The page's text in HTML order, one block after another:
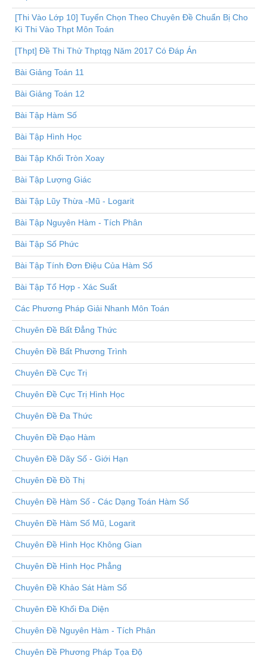
[Thi Vào Lớp 10] Tuyển Chọn Theo Chuyên Đề Chuẩn Bị Cho
Kì Thi Vào Thpt Môn Toán
[Thpt] Đề Thi Thử Thptqg Năm 2017 Có Đáp Án
Bài Giảng Toán 11
Bài Giảng Toán 12
Bài Tập Hàm Số
Bài Tập Hình Học
Bài Tập Khối Tròn Xoay
Bài Tập Lượng Giác
Bài Tập Lũy Thừa -Mũ - Logarit
Bài Tập Nguyên Hàm - Tích Phân
Bài Tập Số Phức
Bài Tập Tính Đơn Điệu Của Hàm Số
Bài Tập Tổ Hợp - Xác Suất
Các Phương Pháp Giải Nhanh Môn Toán
Chuyên Đề Bất Đẳng Thức
Chuyên Đề Bất Phương Trình
Chuyên Đề Cực Trị
Chuyên Đề Cực Trị Hình Học
Chuyên Đề Đa Thức
Chuyên Đề Đạo Hàm
Chuyên Đề Dãy Số - Giới Hạn
Chuyên Đề Đồ Thị
Chuyên Đề Hàm Số - Các Dạng Toán Hàm Số
Chuyên Đề Hàm Số Mũ, Logarit
Chuyên Đề Hình Học Không Gian
Chuyên Đề Hình Học Phẳng
Chuyên Đề Khảo Sát Hàm Số
Chuyên Đề Khối Đa Diện
Chuyên Đề Nguyên Hàm - Tích Phân
Chuyên Đề Phương Pháp Tọa Độ